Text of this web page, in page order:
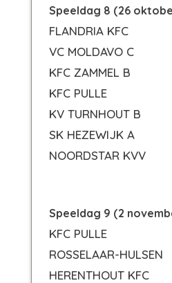
Speeldag 8 (26
FLANDRIA KFC
VC MOLDAVO C
KFC ZAMMEL B
KFC PULLE
KV TURNHOUT B
SK HEZEWIJK A
NOORDSTAR KVV
Speeldag 9 (2
KFC PULLE
ROSSELAAR-HULSEN
HERENTHOUT KFC